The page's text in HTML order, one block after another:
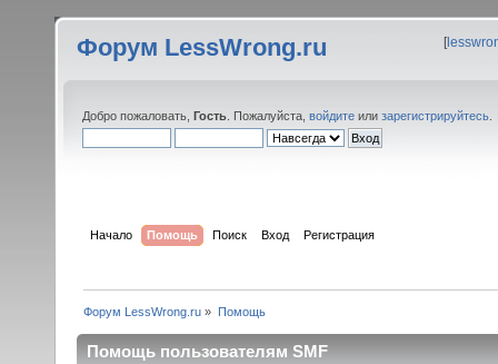
Форум LessWrong.ru [
Добро пожаловать, Гость . Пожалуйста, войдите или зарегистрируйтесь
Начало Помощь Поиск Вход Регистрация
Форум LessWrong.ru » Помощь
Помощь пользователям SMF